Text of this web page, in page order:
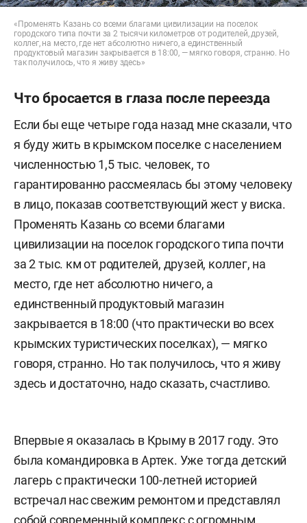
«Променять Казань со всеми благами цивилизации на поселок
городского типа почти за 2 тысячи километров от родителей, друзей,
коллег, на место, где нет абсолютно ничего, а единственный
продуктовый магазин закрывается в 18:00, — мягко говоря, странно. Но
так получилось, что я живу здесь»
Что бросается в глаза после переезда
Если бы еще четыре года назад мне сказали, что
я буду жить в крымском поселке с населением
численностью 1,5 тыс. человек, то
гарантированно рассмеялась бы этому человеку
в лицо, показав соответствующий жест у виска.
Променять Казань со всеми благами
цивилизации на поселок городского типа почти
за 2 тыс. км от родителей, друзей, коллег, на
место, где нет абсолютно ничего, а
единственный продуктовый магазин
закрывается в 18:00 (что практически во всех
крымских туристических поселках), — мягко
говоря, странно. Но так получилось, что я живу
здесь и достаточно, надо сказать, счастливо.
Впервые я оказалась в Крыму в 2017 году. Это
была командировка в Артек. Уже тогда детский
лагерь с практически 100-летней историей
встречал нас свежим ремонтом и представлял
собой современный комплекс с огромным